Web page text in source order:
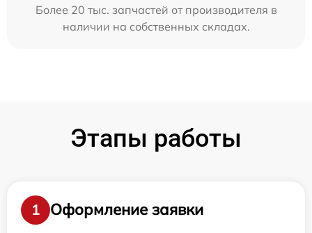
Более 20 тыс. запчастей от производителя в
наличии на собственных складах.
Этапы работы
1
Оформление заявки